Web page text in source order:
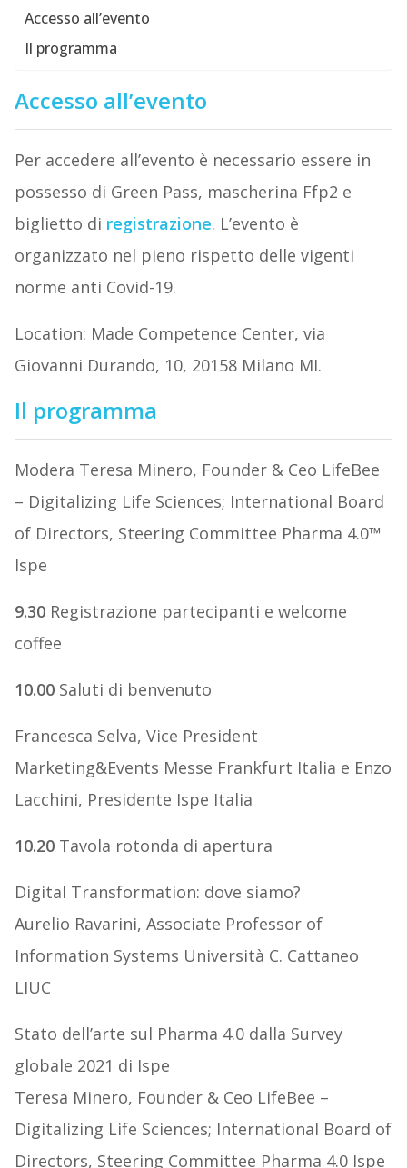
Accesso all’evento
Il programma
Accesso all’evento
Per accedere all’evento è necessario essere in
possesso di Green Pass, mascherina Ffp2 e
biglietto di registrazione. L’evento è
organizzato nel pieno rispetto delle vigenti
norme anti Covid-19.
Location: Made Competence Center, via
Giovanni Durando, 10, 20158 Milano MI.
Il programma
Modera Teresa Minero, Founder & Ceo LifeBee
– Digitalizing Life Sciences; International Board
of Directors, Steering Committee Pharma 4.0™
Ispe
9.30Registrazione partecipanti e welcome
coffee
10.00Saluti di benvenuto
Francesca Selva, Vice President
Marketing&Events Messe Frankfurt Italia e Enzo
Lacchini, Presidente Ispe Italia
10.20Tavola rotonda di apertura
Digital Transformation: dove siamo?
Aurelio Ravarini, Associate Professor of
Information Systems Università C. Cattaneo
LIUC
Stato dell’arte sul Pharma 4.0 dalla Survey
globale 2021 di Ispe
Teresa Minero, Founder & Ceo LifeBee –
Digitalizing Life Sciences; International Board of
Directors, Steering Committee Pharma 4.0 Ispe